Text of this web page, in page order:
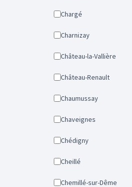
Chargé
Charnizay
Château-la-Vallière
Château-Renault
Chaumussay
Chaveignes
Chédigny
Cheillé
Chemillé-sur-Dême